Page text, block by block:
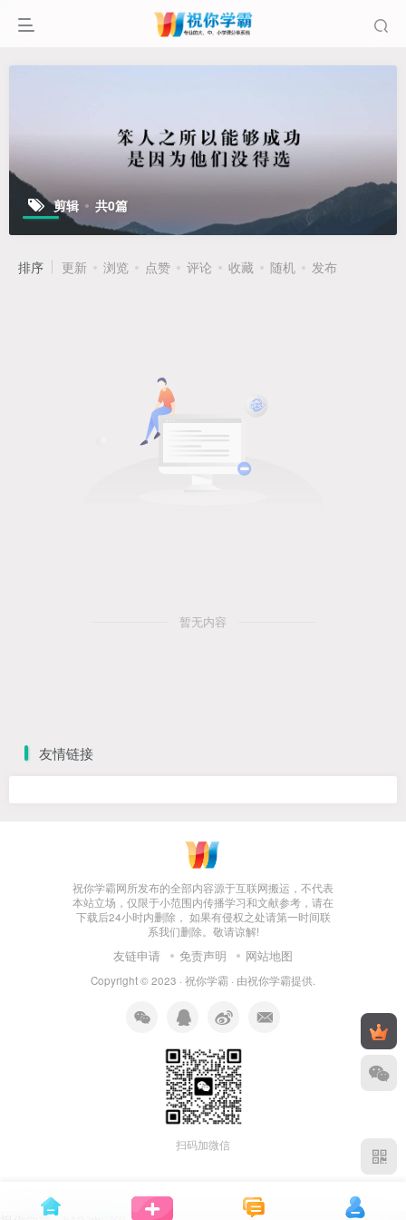
剪辑 共0篇
排序 更新 浏览 点赞 评论 收藏 随机 发布
暂无内容
友情链接
祝你学霸网所发布的全部内容源于互联网搬运，不代表
本站立场，仅限于小范围内传播学习和文献参考，请在
下载后24小时内删除， 如果有侵权之处请第一时间联
系我们删除。敬请谅解!
友链申请 免责声明 网站地图
Copyright © 2023 · 祝你学霸 · 由祝你学霸提供.
扫码加微信